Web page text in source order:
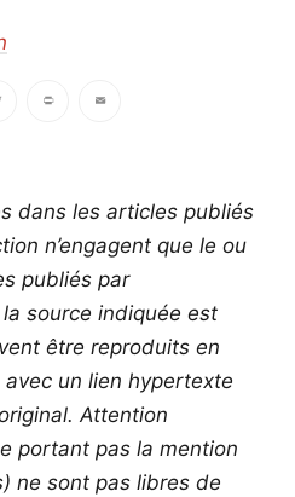
dans les articles publiés
n’engagent que le ou
publiés par
source indiquée est
être reproduits en
un lien hypertexte
Attention
portant pas la mention
ne sont pas libres de